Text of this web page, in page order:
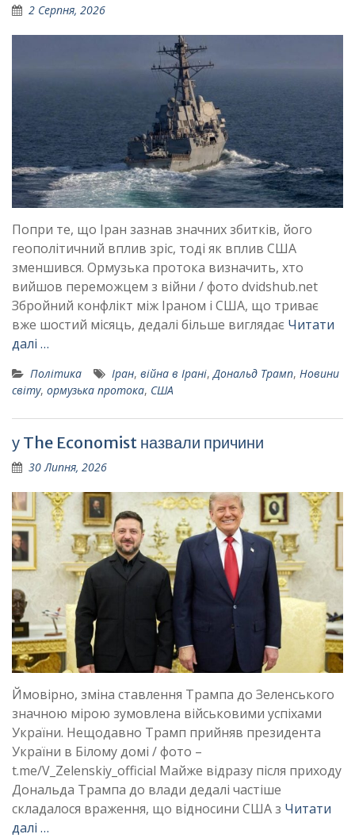
2 Серпня, 2026
Попри те, що Іран зазнав значних збитків, його
геополітичний вплив зріс, тоді як вплив США
зменшився. Ормузька протока визначить, хто
вийшов переможцем з війни / фото dvidshub.net
Збройний конфлікт між Іраном і США, що триває
вже шостий місяць, дедалі більше виглядає Читати
далі …
Політика Іран, війна в Ірані,Дональд Трамп, Новини
світу, ормузька протока, США
у The Economist назвали причини
30 Липня, 2026
Ймовірно, зміна ставлення Трампа до Зеленського
значною мірою зумовлена військовими успіхами
України. Нещодавно Трамп прийняв президента
України в Білому домі / фото –
t.me/V_Zelenskiy_official Майже відразу після приходу
Дональда Трампа до влади дедалі частіше
складалося враження, що відносини США з Читати
далі …